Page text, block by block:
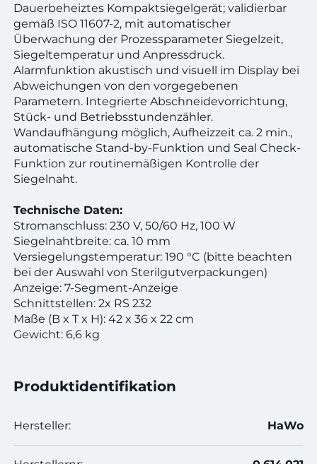
Dauerbeheiztes Kompaktsiegelgerät; validierbar
gemäß ISO 11607-2, mit automatischer
Überwachung der Prozessparameter Siegelzeit,
Siegeltemperatur und Anpressdruck.
Alarmfunktion akustisch und visuell im Display bei
Abweichungen von den vorgegebenen
Parametern. Integrierte Abschneidevorrichtung,
Stück- und Betriebsstundenzähler.
Wandaufhängung möglich, Aufheizzeit ca. 2 min.,
automatische Stand-by-Funktion und Seal Check-
Funktion zur routinemäßigen Kontrolle der
Siegelnaht.
Technische Daten:
Stromanschluss: 230 V, 50/60 Hz, 100 W
Siegelnahtbreite: ca. 10 mm
Versiegelungstemperatur: 190 °C (bitte beachten
bei der Auswahl von Sterilgutverpackungen)
Anzeige: 7-Segment-Anzeige
Schnittstellen: 2x RS 232
Maße (B x T x H): 42 x 36 x 22 cm
Gewicht: 6,6 kg
Produktidentifikation
Hersteller: HaWo